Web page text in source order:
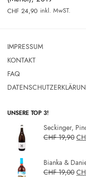
CHF 24,90 inkl. MwST.
IMPRESSUM
KONTAKT
FAQ
UNSERE TOP 3!
Seckinger,
CHF19,90
Bianka &
CHF19,00